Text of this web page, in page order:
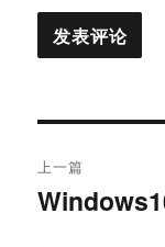
章
上一篇
上